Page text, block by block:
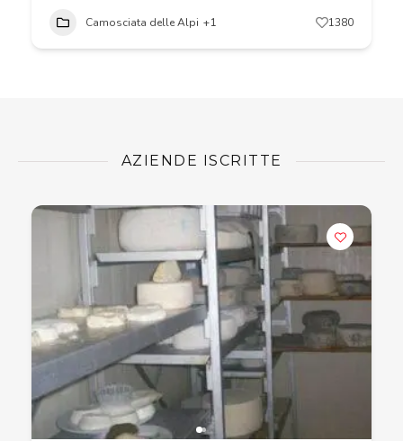
Camosciata delle Alpi +1 1380
AZIENDE ISCRITTE